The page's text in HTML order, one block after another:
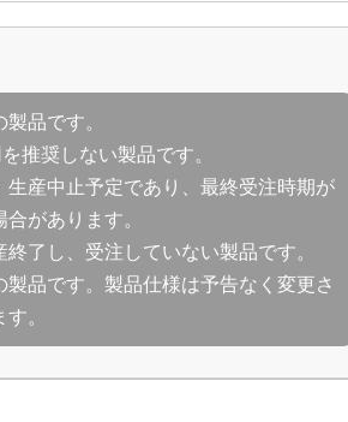
品です。
推奨しない製品です。
生産中止予定であり、最終受注時期が
があります。
了し、受注していない製品です。
製品です。製品仕様は予告なく変更さ
。